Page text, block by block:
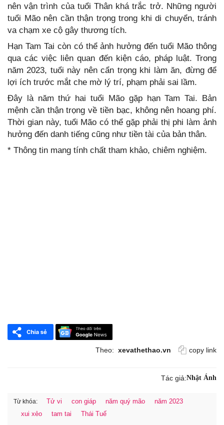
nên vận trình của tuổi Thân khá trắc trở. Những người
tuổi Mão nên cần thận trọng trong khi di chuyển, tránh
va chạm xe cộ gây thương tích.
Hạn Tam Tai còn có thể ảnh hưởng đến tuổi Mão thông
qua các việc liên quan đến kiện cáo, pháp luật. Trong
năm 2023, tuổi này nên cẩn trọng khi làm ăn, đừng để
lợi ích trước mắt che mờ lý trí, phạm phải sai lầm.
Đây là năm thứ hai tuổi Mão gặp hạn Tam Tai. Bản
mệnh cần thận trọng về tiền bạc, không nên hoang phí.
Thời gian này, tuổi Mão có thể gặp phải thị phi làm ảnh
hưởng đến danh tiếng cũng như tiền tài của bản thân.
* Thông tin mang tính chất tham khảo, chiêm nghiệm.
Theo: xevathethao.vn copy link
Tác giả:Nhật Ánh
Từ khóa: Tử vi con giáp năm quý mão
năm 2023
xui xẻo
tam tai Thái Tuế